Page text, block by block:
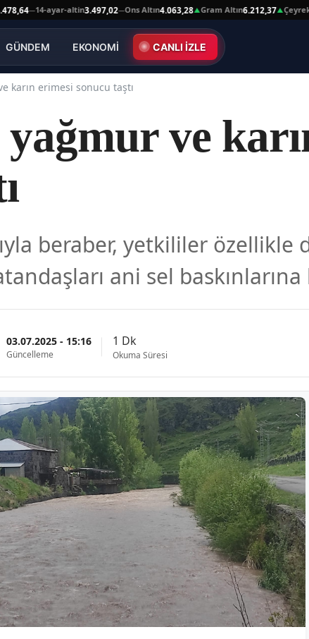
—14-ayar-altin3.497,02—Ons Altın4.063,28▲ Gram Altın 6.212,37▲ Çeyrek
GÜNDEM EKONOMİ CANLI İZLE
karın erimesi sonucu taştı
ve
beraber, yetkililer özellikle
ani sel baskınlarına
03.07.2025 - 15:16
Güncelleme
1 Dk
Okuma Süresi